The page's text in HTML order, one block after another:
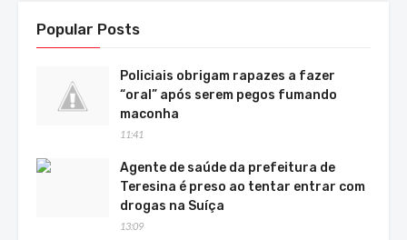
Popular Posts
Policiais obrigam rapazes a fazer
“oral” após serem pegos fumando
maconha
11:41
Agente de saúde da prefeitura de
Teresina é preso ao tentar entrar com
drogas na Suíça
13:09